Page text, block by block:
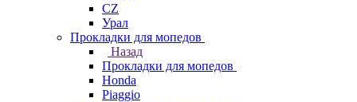
СZ
Урал
Прокладки для мопедов
Назад
Прокладки для мопедов
Honda
Piaggio